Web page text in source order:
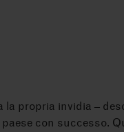
propria invidia –
con successo.